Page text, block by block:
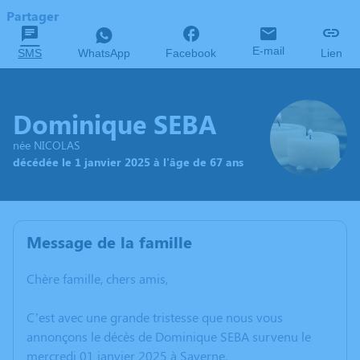
Partager
SMS WhatsApp Facebook E-mail Lien
Dominique SEBA
née NICOLAS
décédée le 1 janvier 2025 à l'âge de 67 ans
Message de la famille
Chère famille, chers amis,
C’est avec une grande tristesse que nous vous
annonçons le décès de Dominique SEBA survenu le
mercredi 01 janvier 2025 à Saverne.